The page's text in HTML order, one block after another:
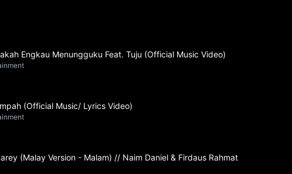
Engkau Menungguku Feat. Tuju (Official Music Video)
(Official Music/ Lyrics Video)
(Malay Version - Malam) // Naim Daniel & Firdaus Rahmat